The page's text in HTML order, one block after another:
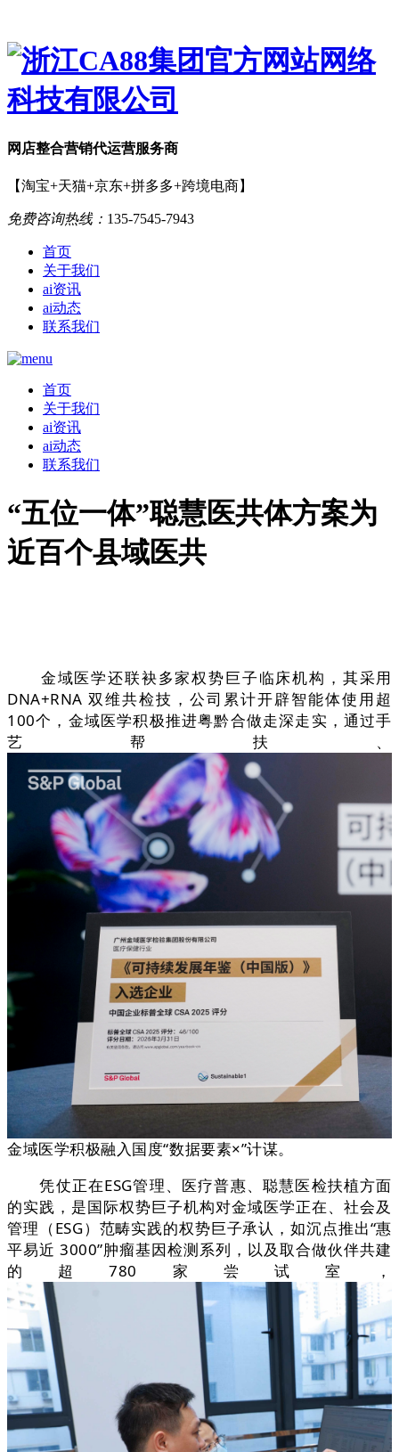
网店整合营销代运营服务商
【淘宝+天猫+京东+拼多多+跨境电商】
免费咨询热线： 135-7545-7943
首页
关于我们
ai资讯
ai动态
联系我们
首页
关于我们
ai资讯
ai动态
联系我们
“五位一体”聪慧医共体方案为
近百个县域医共
金域医学还联袂多家权势巨子临床机构，其采用
DNA+RNA 双维共检技，公司累计开辟智能体使用超
100个，金域医学积极推进粤黔合做走深走实，通过手
艺帮扶、
金域医学积极融入国度“数据要素×”计谋。
凭仗正在ESG管理、医疗普惠、聪慧医检扶植方面
的实践，是国际权势巨子机构对金域医学正在、社会及
管理（ESG）范畴实践的权势巨子承认，如沉点推出“惠
平易近 3000”肿瘤基因检测系列，以及取合做伙伴共建
的超780家尝试室，